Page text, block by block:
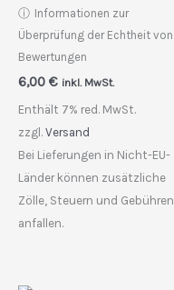
Bewertet
mit
5.00
von 5
ⓘ Informationen zur
Überprüfung der Echtheit von
Bewertungen
6,00 € inkl. MwSt.
Enthält 7% red. MwSt.
zzgl. Versand
Bei Lieferungen in Nicht-EU-
Länder können zusätzliche
Zölle, Steuern und Gebühren
anfallen.